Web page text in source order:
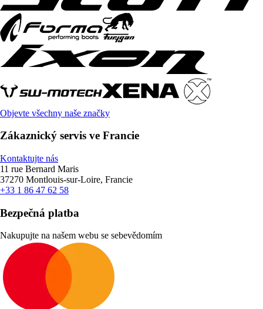
Objevte všechny naše značky
Zákaznický servis ve Francie
Kontaktujte nás
11 rue Bernard Maris
37270 Montlouis-sur-Loire, Francie
+33 1 86 47 62 58
Bezpečná platba
Nakupujte na našem webu se sebevědomím